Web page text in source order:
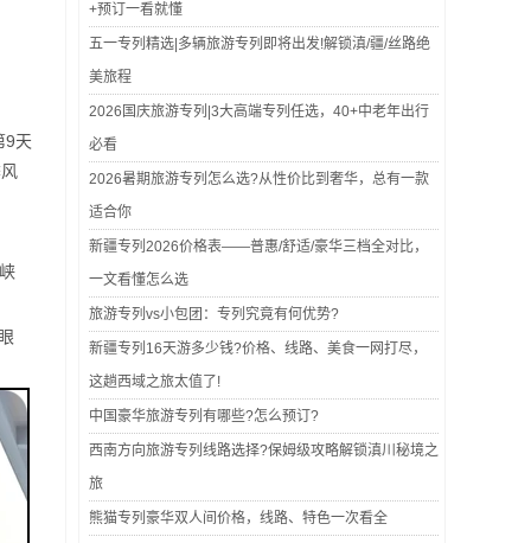
9天
+预订一看就懂
五一专列精选|多辆旅游专列即将出发!解锁滇/疆/丝路绝
美旅程
2026国庆旅游专列|3大高端专列任选，40+中老年出行
必看
2026暑期旅游专列怎么选?从性价比到奢华，总有一款
适合你
新疆专列2026价格表——普惠/舒适/豪华三档全对比，
一文看懂怎么选
旅游专列vs小包团：专列究竟有何优势?
新疆专列16天游多少钱?价格、线路、美食一网打尽，
这趟西域之旅太值了!
中国豪华旅游专列有哪些?怎么预订?
西南方向旅游专列线路选择?保姆级攻略解锁滇川秘境之
旅
熊猫专列豪华双人间价格，线路、特色一次看全